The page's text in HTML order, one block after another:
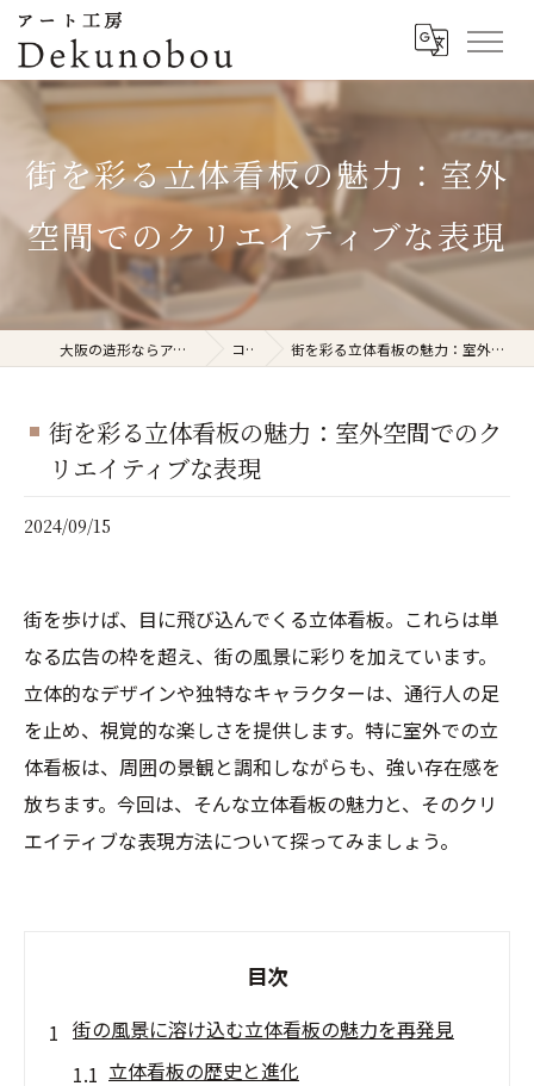
街を彩る立体看板の魅力：室外
空間でのクリエイティブな表現
大阪の造形ならアート工房Dekunobou コラム 街を彩る立体看板の魅力：室外空間でのクリエイティブな表現
街を彩る立体看板の魅力：室外空間でのク
リエイティブな表現
2024/09/15
街を歩けば、目に飛び込んでくる立体看板。これらは単
なる広告の枠を超え、街の風景に彩りを加えています。
立体的なデザインや独特なキャラクターは、通行人の足
を止め、視覚的な楽しさを提供します。特に室外での立
体看板は、周囲の景観と調和しながらも、強い存在感を
放ちます。今回は、そんな立体看板の魅力と、そのクリ
エイティブな表現方法について探ってみましょう。
目次
街の風景に溶け込む立体看板の魅力を再発見
立体看板の歴史と進化